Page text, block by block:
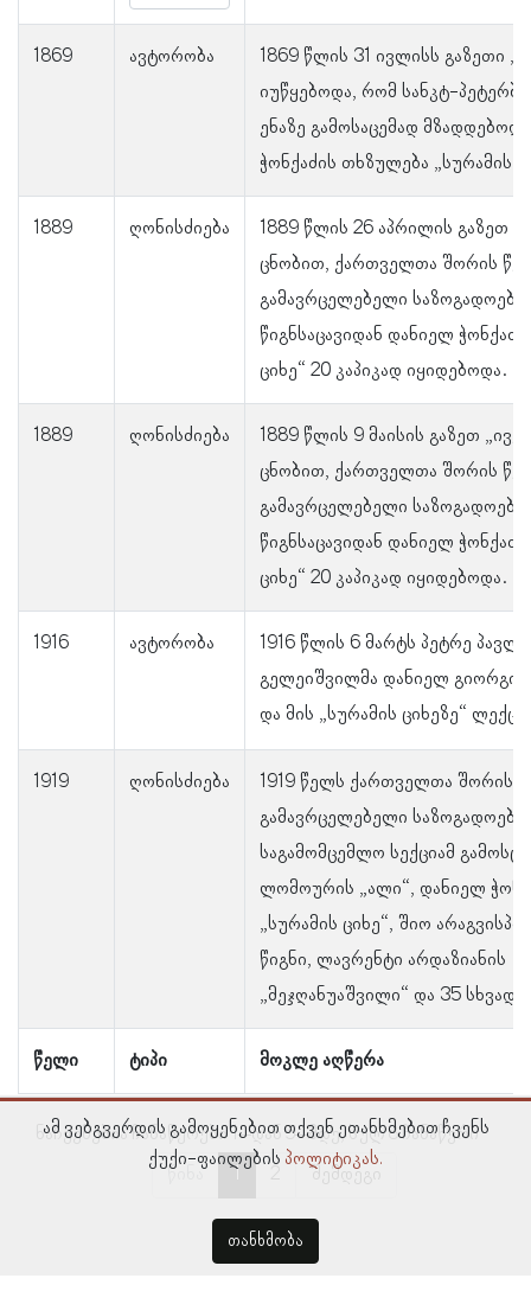
წელი ტიპი მოკლე აღწერა
1869 ავტორობა
1869 წლის 31 ივლისს გაზეთი
იუწყებოდა, რომ სანკტ-
ენაზე გამოსაცემად
ჭონქაძის თხზულება „სურამის
1889 ღონისძიება
1889 წლის 26 აპრილის გაზეთ
ცნობით, ქართველთა შორის
გამავრცელებელი
წიგნსაცავიდან დანიელ
ციხე“ 20 კაპიკად იყიდებოდა.
1889 ღონისძიება
1889 წლის 9 მაისის გაზეთ
ცნობით, ქართველთა შორის
გამავრცელებელი
წიგნსაცავიდან დანიელ
ციხე“ 20 კაპიკად იყიდებოდა.
1916 ავტორობა
1916 წლის 6 მარტს პეტრე
გელეიშვილმა დანიელ გიორგის
და მის „სურამის ციხეზე“
1919 ღონისძიება
1919 წელს ქართველთა შორის
გამავრცელებელი
საგამომცემლო სექციამ
ლომოურის „ალი“, დანიელ
„სურამის ციხე“, შიო
წიგნი, ლავრენტი არდაზიანის
„მეჯღანუაშვილი“ და 35
ნაჩვენებია ჩანაწერები 1–დან 5–მდე, სულ 8 ჩანაწერი
წინა
1 შემდეგი
ამ ვებგვერდის გამოყენებით თქვენ ეთანხმებით ჩვენს
ქუქი-ფაილების პოლიტიკას.
თანხმობა